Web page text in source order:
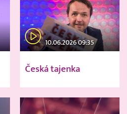
10.06.2026 09:35
Česká tajenka